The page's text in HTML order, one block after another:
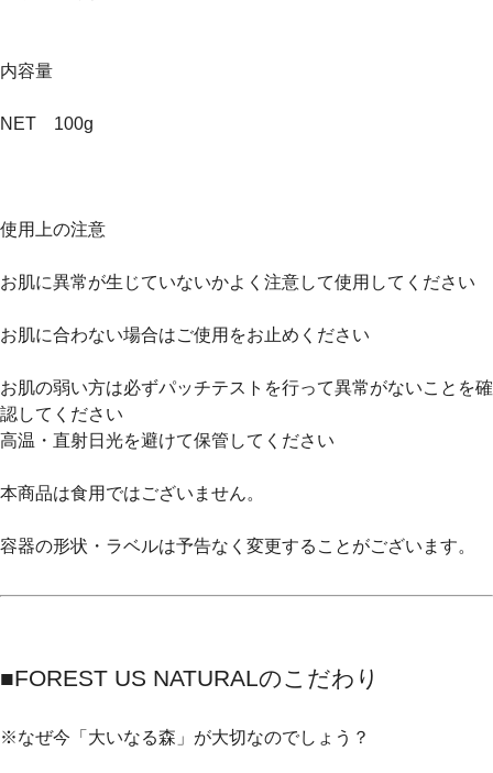
内容量
NET 100g
使用上の注意
お肌に異常が生じていないかよく注意して使用してください
お肌に合わない場合はご使用をお止めください
お肌の弱い方は必ずパッチテストを行って異常がないことを確
認してください
高温・直射日光を避けて保管してください
本商品は食用ではございません。
容器の形状・ラベルは予告なく変更することがございます。
■FOREST US NATURALのこだわり
※なぜ今「大いなる森」が大切なのでしょう？